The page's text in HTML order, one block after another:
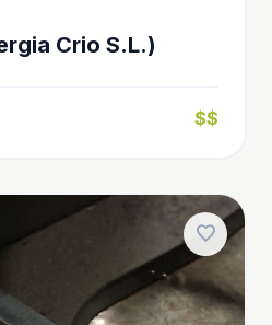
Crio S.L.)
$$
favorite